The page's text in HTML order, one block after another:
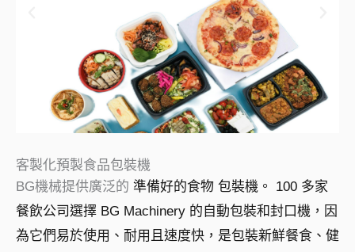
客製化預製食品包裝機
BG機械提供廣泛的 準備好的食物 包裝機。 100 多家
餐飲公司選擇 BG Machinery 的自動包裝和封口機，因
為它們易於使用、耐用且速度快，是包裝新鮮餐食、健